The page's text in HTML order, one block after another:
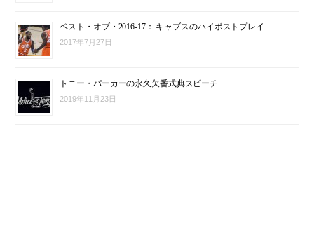
ベスト・オブ・2016-17： キャブスのハイポストプレイ
2017年7月27日
トニー・パーカーの永久欠番式典スピーチ
2019年11月23日